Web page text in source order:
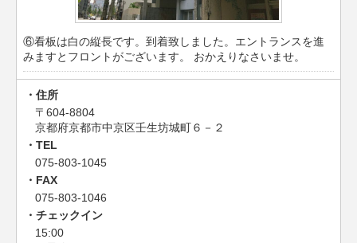
⑥看板は白の縦長です。到着致しました。エントランスを進
みますとフロントがございます。 おかえりなさいませ。
住所
〒604-8804
京都府京都市中京区壬生坊城町６－２
TEL
075-803-1045
FAX
075-803-1046
チェックイン
15:00